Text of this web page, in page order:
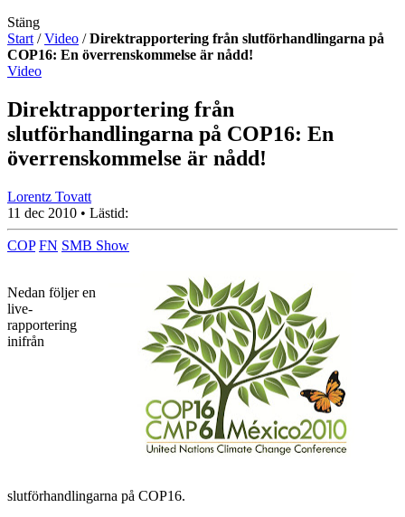
Stäng
Start /Video /Direktrapportering från slutförhandlingarna på
COP16: En överrenskommelse är nådd!
Video
Direktrapportering från
slutförhandlingarna på COP16: En
överrenskommelse är nådd!
Lorentz Tovatt
11 dec 2010 • Lästid:
COP FN SMB Show
Nedan följer en
live-
rapportering
inifrån
slutförhandlingarna på COP16.